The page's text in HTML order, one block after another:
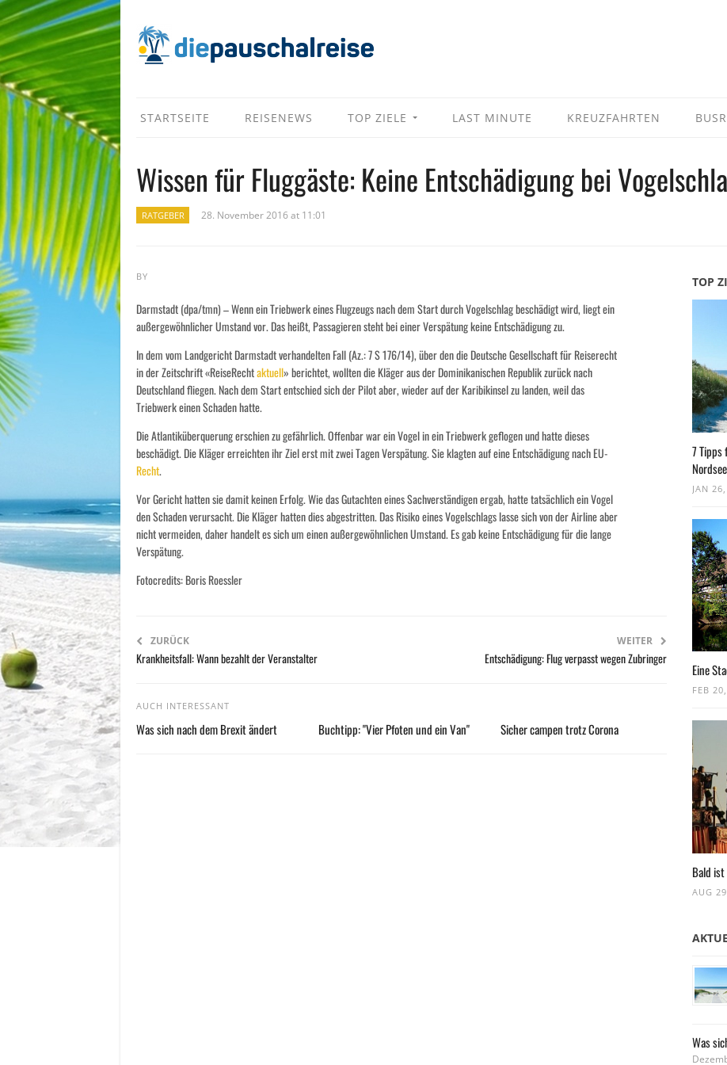
STARTSEITE REISENEWS TOP ZIELE LAST MINUTE KREUZFAHRTEN
Wissen für Fluggäste: Keine Entschädigung bei
RATGEBER 28. November 2016 at 11:01
BY
Darmstadt (dpa/tmn) – Wenn ein Triebwerk eines Flugzeugs nach dem Start durch Vogelschlag beschädigt wird, liegt ein
außergewöhnlicher Umstand vor. Das heißt, Passagieren steht bei einer Verspätung keine Entschädigung zu.
In dem vom Landgericht Darmstadt verhandelten Fall (Az.: 7 S 176/14), über den die Deutsche Gesellschaft für Reiserecht
in der Zeitschrift «ReiseRechtaktuell» berichtet, wollten die Kläger aus der Dominikanischen Republik zurück nach
Deutschland fliegen. Nach dem Start entschied sich der Pilot aber, wieder auf der Karibikinsel zu landen, weil das
Triebwerk einen Schaden hatte.
Die Atlantiküberquerung erschien zu gefährlich. Offenbar war ein Vogel in ein Triebwerk geflogen und hatte dieses
beschädigt. Die Kläger erreichten ihr Ziel erst mit zwei Tagen Verspätung. Sie klagten auf eine Entschädigung nach EU-
Recht.
Vor Gericht hatten sie damit keinen Erfolg. Wie das Gutachten eines Sachverständigen ergab, hatte tatsächlich ein Vogel
den Schaden verursacht. Die Kläger hatten dies abgestritten. Das Risiko eines Vogelschlags lasse sich von der Airline aber
nicht vermeiden, daher handelt es sich um einen außergewöhnlichen Umstand. Es gab keine Entschädigung für die lange
Verspätung.
Fotocredits: Boris Roessler
ZURÜCK
Krankheitsfall: Wann bezahlt der Veranstalter
WEITER
Entschädigung: Flug verpasst wegen Zubringer
AUCH INTERESSANT
Was sich nach dem Brexit ändert Buchtipp: "Vier Pfoten und ein Van" Sicher campen trotz Corona
TOP
7 Tipps
Nordsee
JAN
Eine
FEB
Bald
AUG
Was